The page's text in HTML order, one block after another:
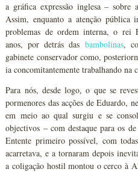
a gráfica expressão inglesa –
Assim, enquanto a atenção pública
problemas de ordem interna, o rei
anos, por detrás das bambolinas,
gabinete conservador como,
ia concomitantemente trabalhando na
Para nós, desde logo, o que se
pormenores das acções de Eduardo,
em meio ao qual surgiu e se
objectivos – com destaque para os
Entente primeiro possível, com
acarretava, e a tornaram depois
a coligação hostil montou o cerco à